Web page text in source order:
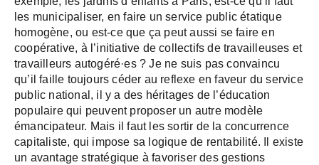
les municipaliser, en faire un service public étatique
homogène, ou est-ce que ça peut aussi se faire en
coopérative, à l’initiative de collectifs de travailleuses et
travailleurs autogéré·es ? Je ne suis pas convaincu
qu’il faille toujours céder au reflexe en faveur du service
public national, il y a des héritages de l’éducation
populaire qui peuvent proposer un autre modèle
émancipateur. Mais il faut les sortir de la concurrence
capitaliste, qui impose sa logique de rentabilité. Il existe
un avantage stratégique à favoriser des gestions